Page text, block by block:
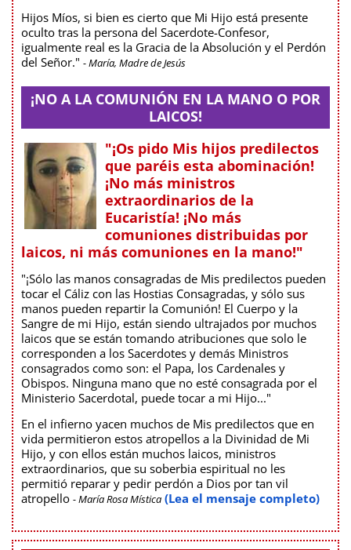
Hijos Míos, si bien es cierto que Mi Hijo está presente
oculto tras la persona del Sacerdote-Confesor,
igualmente real es la Gracia de la Absolución y el Perdón
del Señor." - María, Madre de Jesús
¡NO A LA COMUNIÓN EN LA MANO O POR
LAICOS!
"¡Os pido Mis hijos predilectos
que paréis esta abominación!
¡No más ministros
extraordinarios de la
Eucaristía! ¡No más
comuniones distribuidas por
laicos, ni más comuniones en la mano!"
"¡Sólo las manos consagradas de Mis predilectos pueden
tocar el Cáliz con las Hostias Consagradas, y sólo sus
manos pueden repartir la Comunión! El Cuerpo y la
Sangre de mi Hijo, están siendo ultrajados por muchos
laicos que se están tomando atribuciones que solo le
corresponden a los Sacerdotes y demás Ministros
consagrados como son: el Papa, los Cardenales y
Obispos. Ninguna mano que no esté consagrada por el
Ministerio Sacerdotal, puede tocar a mi Hijo..."
En el infierno yacen muchos de Mis predilectos que en
vida permitieron estos atropellos a la Divinidad de Mi
Hijo, y con ellos están muchos laicos, ministros
extraordinarios, que su soberbia espiritual no les
permitió reparar y pedir perdón a Dios por tan vil
atropello - María Rosa Mística (Lea el mensaje completo)